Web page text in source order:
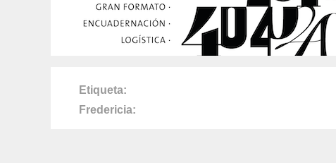
Etiqueta
Fredericia